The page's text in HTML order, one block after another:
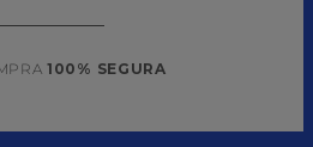
100% SEGURA